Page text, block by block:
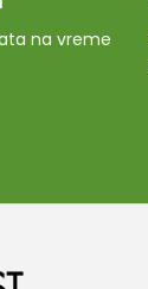
na vreme